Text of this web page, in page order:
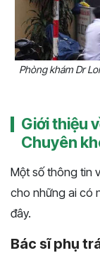
Phòng khám Dr
Giới thiệu
Chuyên
Một số thông tin
cho những ai có
đây.
Bác sĩ phụ